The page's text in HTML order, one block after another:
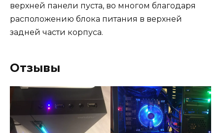
верхней панели пуста, во многом благодаря
расположению блока питания в верхней
задней части корпуса.
Отзывы